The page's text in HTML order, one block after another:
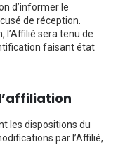
d’informer le
de réception.
l’Affilié sera tenu de
faisant état
les dispositions du
par l’Affilié,